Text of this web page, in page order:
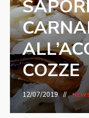
COZZE
12/07/2019